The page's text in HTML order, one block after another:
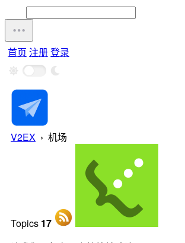
首页 注册登录
V2EX › 机场
Topics 17